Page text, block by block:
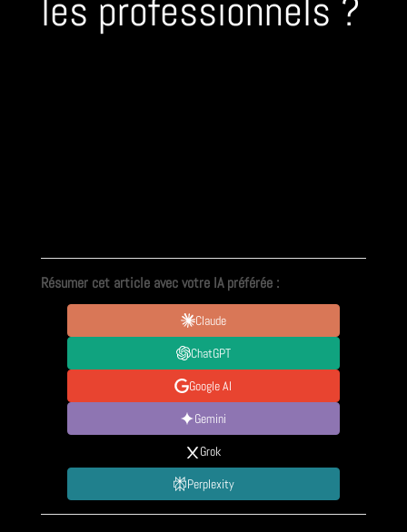
les professionnels ?
Résumer cet article avec votre IA préférée :
Claude
ChatGPT
Google AI
Gemini
Grok
Perplexity